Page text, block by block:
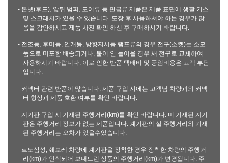
- 본넷(후드), 앞뒤 범퍼, 도어류 등 판금류 제품은 제품 표면에 생활 기스
및 스크래치가 있을 수 있습니다. 도장 후 사용하셔야 하는 경우가 많
음을 감안하시고 제품 사진 확인 하신 후 구매하시기 바랍니다.
- 전조등, 후미등, 안개등, 방향지시등 램프류의 경우 전구(소켓)는 소모
품으로 미포함 배송되거나, 불이 안 들어올 경우 새 전구로 교체하여
사용하시기 바랍니다. 이로 인한 반품 택배비 및 공임비용은 고객 부담
입니다.
- 커넥터 관련 반품이 많습니다. 제품 구입 시에는 고객님 차량과의 커넥
터 형상과 제품 호환 여부를 확인 바랍니다.
- 계기판 구입 시 기재된 주행거리(km)를 확인 바랍니다. 미 기재된 계기
판은 주행거리 정보가 없는 제품입니다. 계기판의 실 주행거리와 기재
된 주행거리는 오차가 있을수있습니다.
- 르노삼성, 쉐보레 차량에 계기판을 장착한 경우 장착한 차량의 주행거
리(km)가 인식되어 보내드린 상품의 주행거리(km)가 변경됩니다. 주